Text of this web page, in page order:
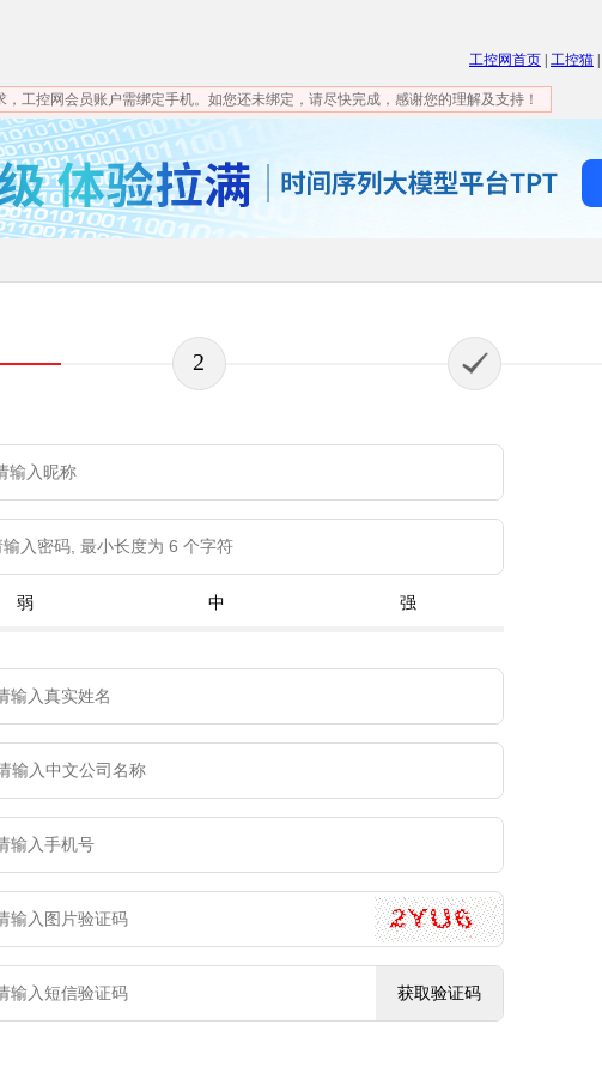
工控网首页 工控猫
工控网会员账户需绑定手机。如您还未绑定，请尽快完成，感谢您的理解及支持！
2
弱 中 强